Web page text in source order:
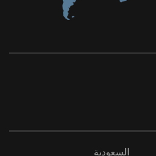
السعودية